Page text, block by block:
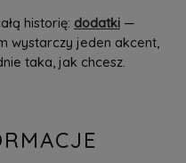
historię: dodatki—
wystarczy jeden akcent,
taka, jak chcesz.